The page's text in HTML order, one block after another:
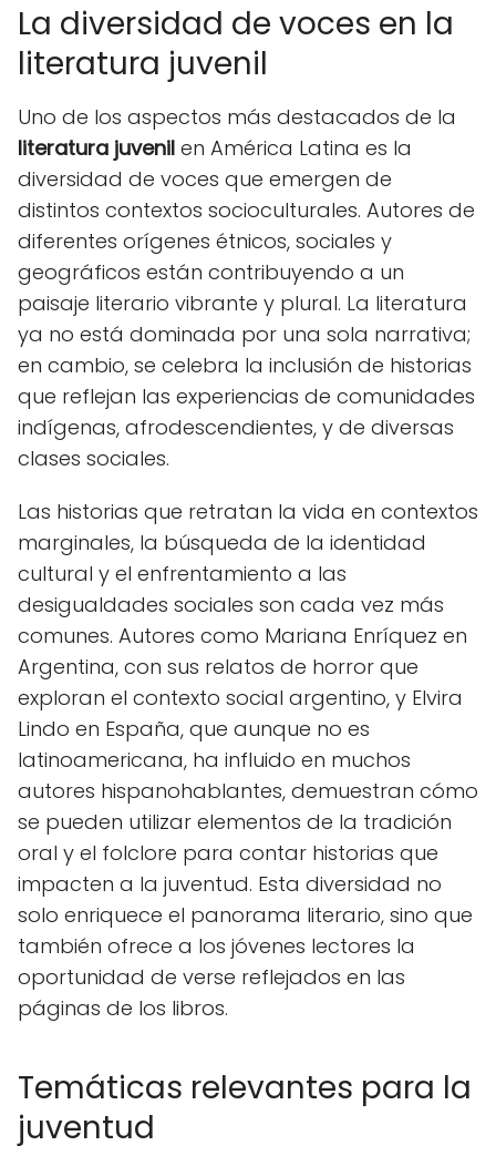
La diversidad de voces en la
literatura juvenil
Uno de los aspectos más destacados de la
literatura juvenil en América Latina es la
diversidad de voces que emergen de
distintos contextos socioculturales. Autores de
diferentes orígenes étnicos, sociales y
geográficos están contribuyendo a un
paisaje literario vibrante y plural. La literatura
ya no está dominada por una sola narrativa;
en cambio, se celebra la inclusión de historias
que reflejan las experiencias de comunidades
indígenas, afrodescendientes, y de diversas
clases sociales.
Las historias que retratan la vida en contextos
marginales, la búsqueda de la identidad
cultural y el enfrentamiento a las
desigualdades sociales son cada vez más
comunes. Autores como Mariana Enríquez en
Argentina, con sus relatos de horror que
exploran el contexto social argentino, y Elvira
Lindo en España, que aunque no es
latinoamericana, ha influido en muchos
autores hispanohablantes, demuestran cómo
se pueden utilizar elementos de la tradición
oral y el folclore para contar historias que
impacten a la juventud. Esta diversidad no
solo enriquece el panorama literario, sino que
también ofrece a los jóvenes lectores la
oportunidad de verse reflejados en las
páginas de los libros.
Temáticas relevantes para la
juventud